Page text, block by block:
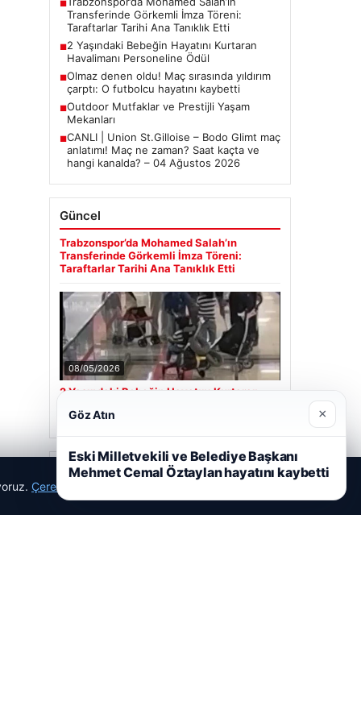
■
Transferinde Görkemli İmza Töreni:
Taraftarlar Tarihi Ana Tanıklık Etti
■2 Yaşındaki Bebeğin Hayatını Kurtaran
Havalimanı Personeline Ödül
■Olmaz denen oldu! Maç sırasında yıldırım
çarptı: O futbolcu hayatını kaybetti
■Outdoor Mutfaklar ve Prestijli Yaşam
Mekanları
■CANLI | Union St.Gilloise – Bodo Glimt maç
anlatımı! Maç ne zaman? Saat kaçta ve
hangi kanalda? – 04 Ağustos 2026
Güncel
Trabzonspor’da Mohamed Salah’ın
Transferinde Görkemli İmza Töreni:
Taraftarlar Tarihi Ana Tanıklık Etti
08/05/2026
2 Yaşındaki Bebeğin Hayatını Kurtaran
Son Eklenen Firmalar
Çerez Politikamız
Göz Atın ×
Eski Milletvekili ve Belediye Başkanı
Mehmet Cemal Öztaylan hayatını kaybetti